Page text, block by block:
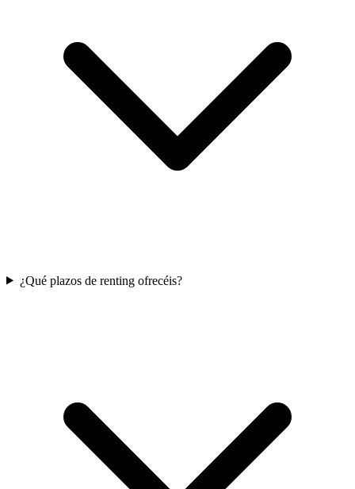
¿Qué plazos de renting ofrecéis?